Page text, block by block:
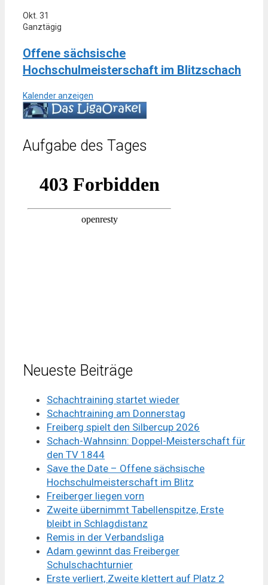
Okt. 31
Ganztägig
Offene sächsische
Hochschulmeisterschaft im Blitzschach
Kalender anzeigen
Aufgabe des Tages
Neueste Beiträge
Schachtraining startet wieder
Schachtraining am Donnerstag
Freiberg spielt den Silbercup 2026
Schach-Wahnsinn: Doppel-Meisterschaft für
den TV 1844
Save the Date – Offene sächsische
Hochschulmeisterschaft im Blitz
Freiberger liegen vorn
Zweite übernimmt Tabellenspitze, Erste
bleibt in Schlagdistanz
Remis in der Verbandsliga
Adam gewinnt das Freiberger
Schulschachturnier
Erste verliert, Zweite klettert auf Platz 2